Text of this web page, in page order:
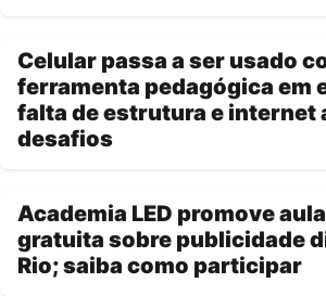
Celular passa a ser usado
ferramenta pedagógica em
falta de estrutura e internet
desafios
Academia LED promove
gratuita sobre publicidade
Rio; saiba como participar